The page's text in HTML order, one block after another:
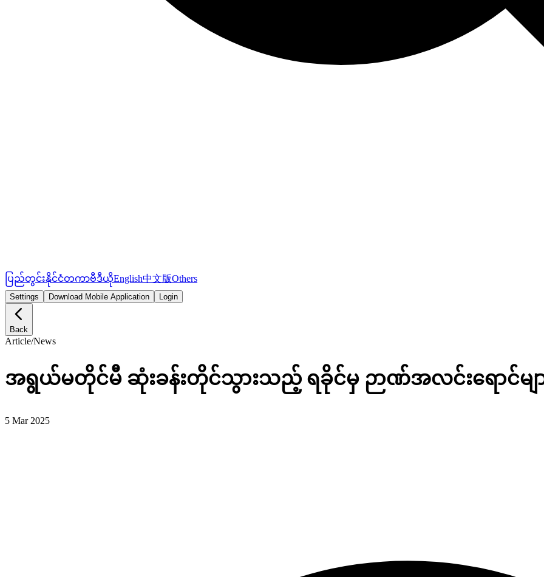
ပြည်တွင်းနိုင်ငံတကာဗီဒီယိုEnglish中文版Others
Settings Download Mobile Application Login
Back
Article/News
အရွယ်မတိုင်မီ ဆုံးခန်းတိုင်သွားသည့် ရခိုင်မှ ဉာဏ်အလင်းရောင်မျာ
5 Mar 2025